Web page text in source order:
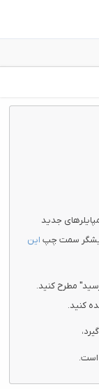
جدید
سمت چپ این
مطرح کنید.
کنید.